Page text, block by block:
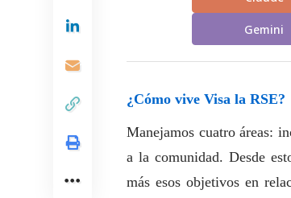
Gemini
¿Cómo vive Visa la RSE?
Manejamos cuatro áreas:
a la comunidad. Desde
más esos objetivos en